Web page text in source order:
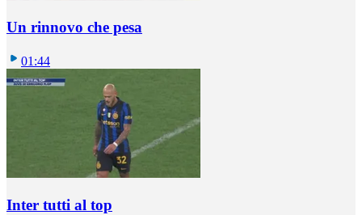
Un rinnovo che pesa
01:44
Inter tutti al top